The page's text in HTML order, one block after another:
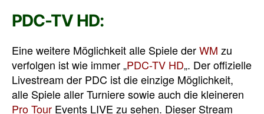
PDC-TV HD:
Eine weitere Möglichkeit alle Spiele derWM zu
verfolgen ist wie immer „PDC-TV HD„. Der offizielle
Livestream der PDC ist die einzige Möglichkeit,
alle Spiele aller Turniere sowie auch die kleineren
Pro Tour Events LIVE zu sehen. Dieser Stream